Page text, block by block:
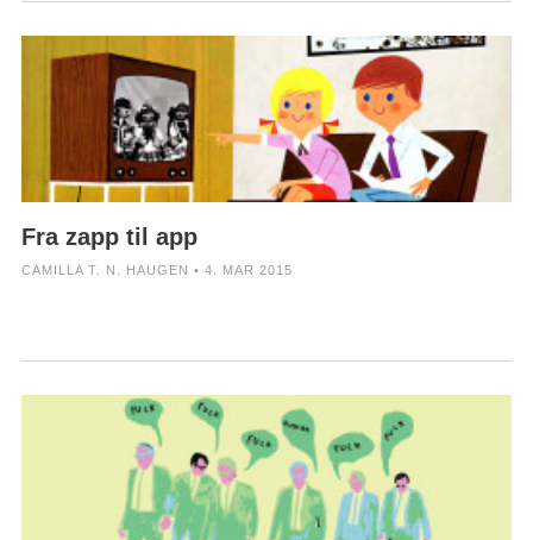
Fra zapp til app
CAMILLA T. N. HAUGEN • 4. MAR 2015